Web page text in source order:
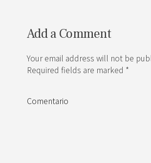
Add a Comment
Your email address will not be
Required fields are marked *
Comentario